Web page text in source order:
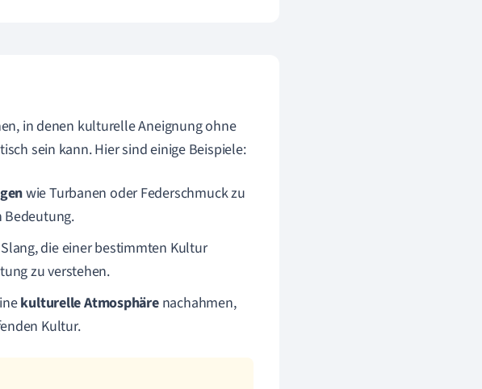
in denen kulturelle Aneignung ohne
sein kann. Hier sind einige Beispiele:
wie Turbanen oder Federschmuck zu
die einer bestimmten Kultur
zu verstehen.
kulturelle Atmosphärenachahmen,
Kultur.